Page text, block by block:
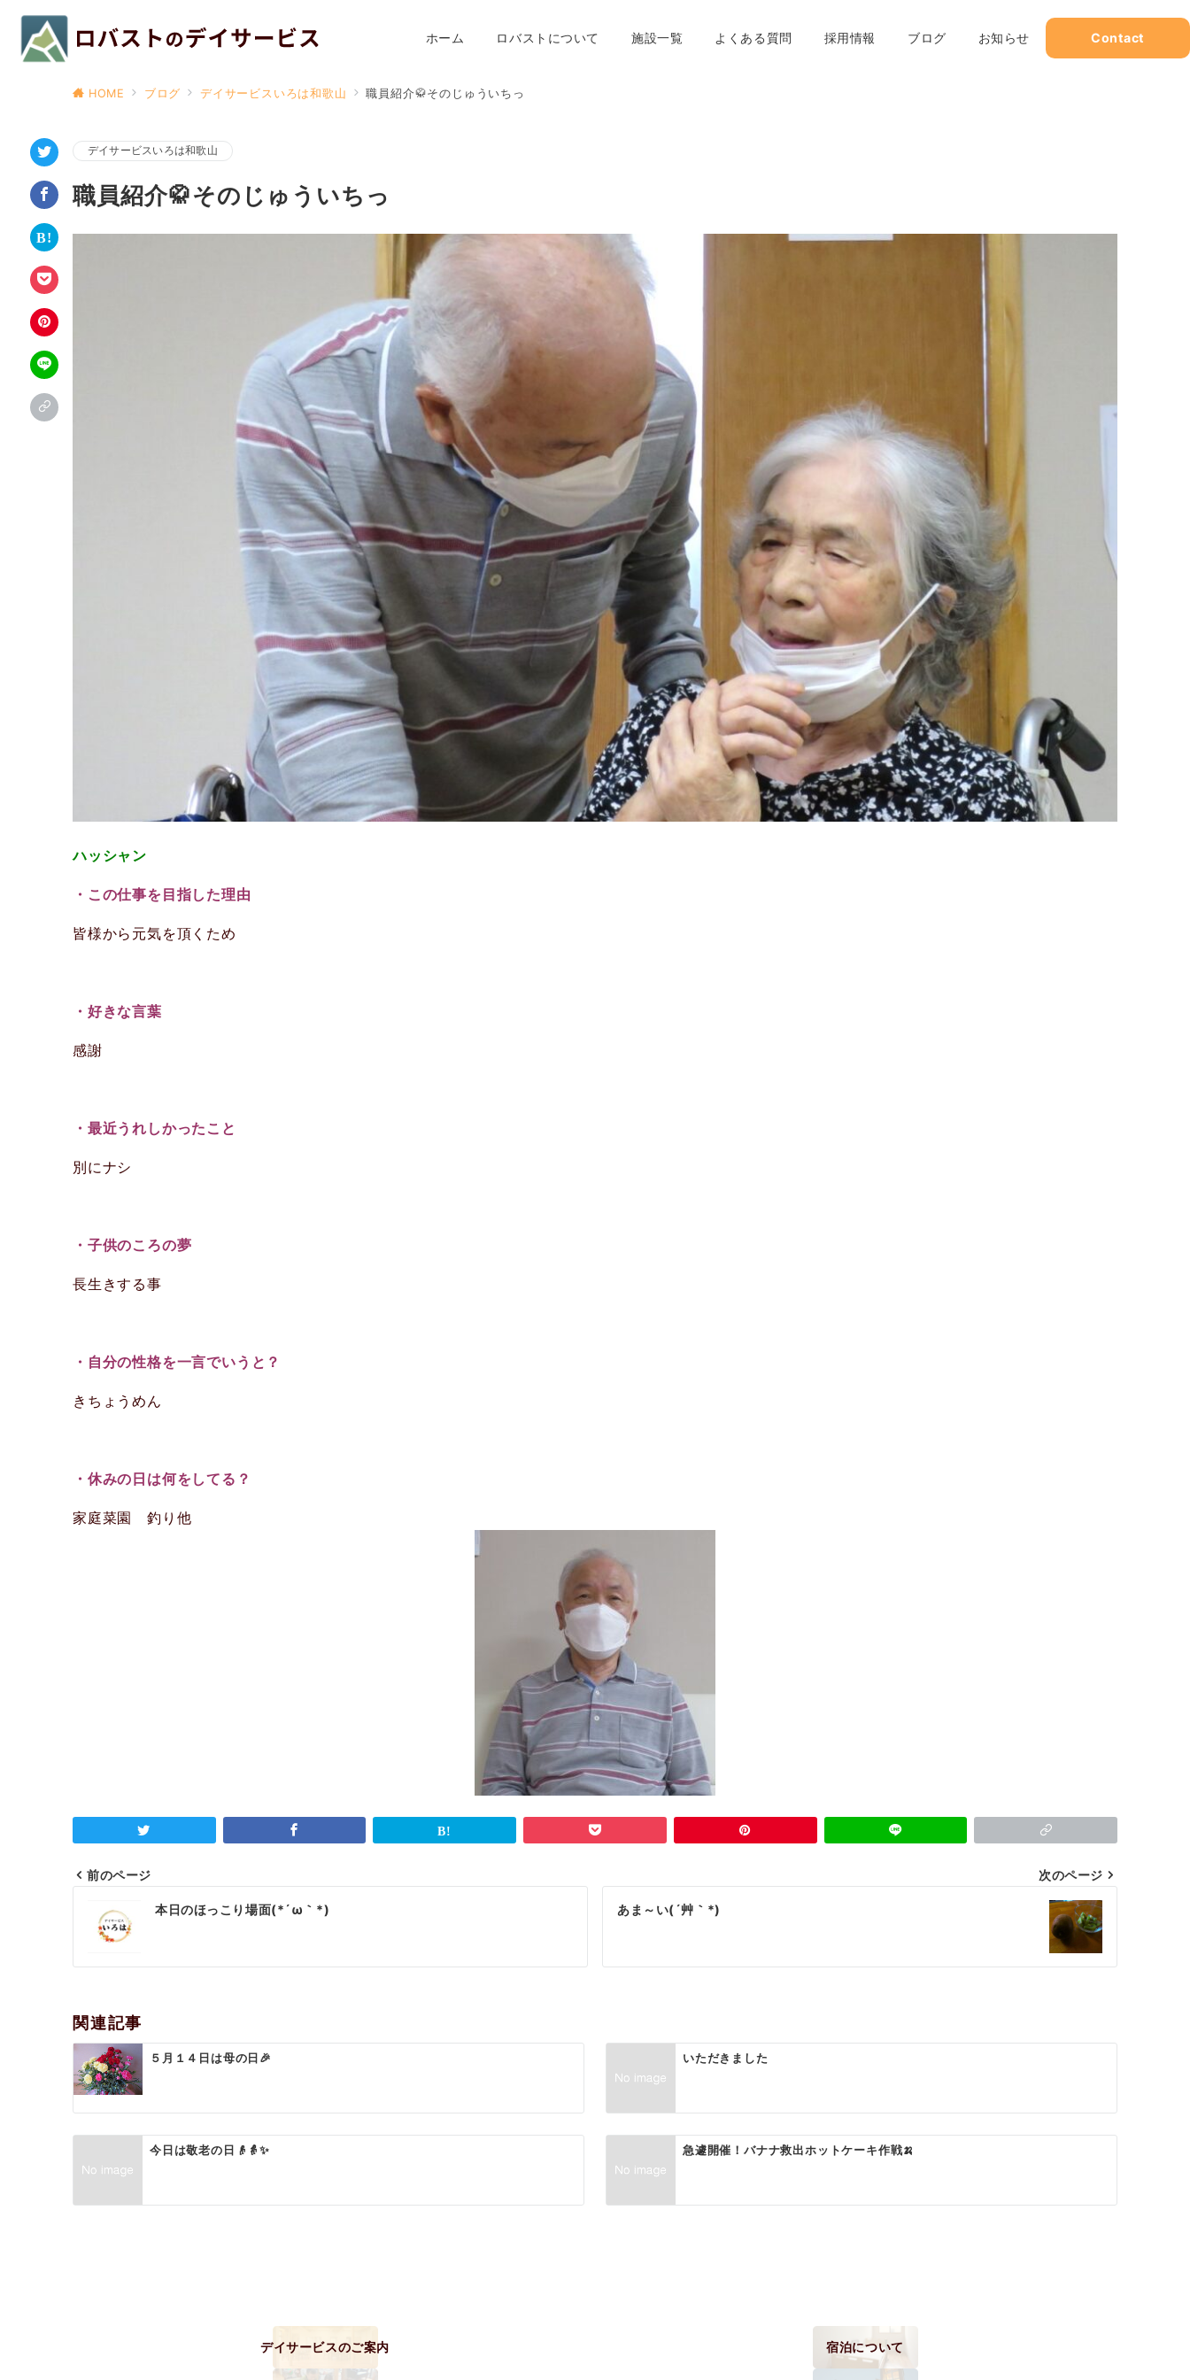
ホーム ロバストについて 施設一覧 よくある質問 採用情報 ブログ お知らせ Contact
HOME ブログ デイサービスいろは和歌山 職員紹介🥋そのじゅういちっ
デイサービスいろは和歌山
職員紹介🥋そのじゅういちっ
ハッシャン
・この仕事を目指した理由
皆様から元気を頂くため
・好きな言葉
感謝
・最近うれしかったこと
別にナシ
・子供のころの夢
長生きする事
・自分の性格を一言でいうと？
きちょうめん
・休みの日は何をしてる？
家庭菜園 釣り他
ゲ
ー
シ
ョ
ン
前のページ
本日のほっこり場面(*´ω｀*)
次のページ
あま～い(´艸｀*)
関連記事
５月１４日は母の日🎉 いただきました
今日は敬老の日👴👵✨ 急遽開催！バナナ救出ホットケーキ作戦🍌
デイサービスのご案内 宿泊について